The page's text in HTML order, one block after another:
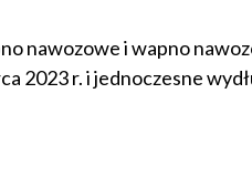
nawozowe i wapno
2023 r. i jednoczesne